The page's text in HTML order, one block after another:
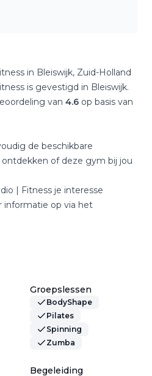
in Bleiswijk, Zuid-Holland
is gevestigd in Bleiswijk.
van 4.6 op basis van
de beschikbare
of deze gym bij jou
| Fitness je interesse
informatie op via het
Groepslessen
BodyShape
Pilates
Spinning
Zumba
Begeleiding